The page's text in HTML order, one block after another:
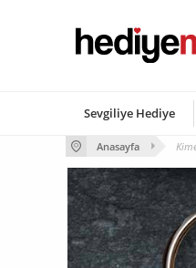
Sevgiliye Hediye
Anasayfa